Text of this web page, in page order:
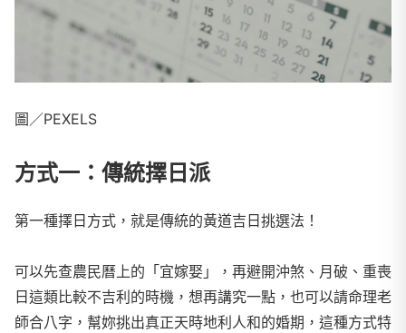
圖／PEXELS
方式一：傳統擇日派
第一種擇日方式，就是傳統的黃道吉日挑選法！
可以先查農民曆上的「宜嫁娶」，再避開沖煞、月破、重喪
日這類比較不吉利的時機，想再講究一點，也可以請命理老
師合八字，幫妳挑出真正天時地利人和的婚期，這種方式特